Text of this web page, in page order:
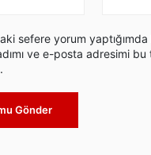
sefere yorum yaptığımda
ve e-posta adresimi bu
Gönder